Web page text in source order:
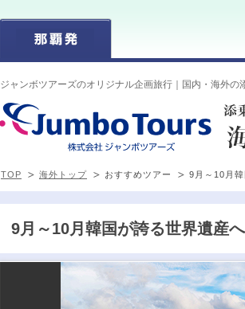
ジャンボツアーズのオリジナル企画旅行｜国内・海外の
TOP 海外トップ おすすめツアー 9月～10月
9月～10月韓国が誇る世界遺産